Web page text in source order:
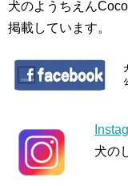
犬のようちえん
掲載しています。
犬の